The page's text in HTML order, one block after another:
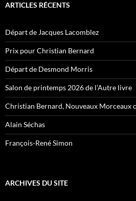
ARTICLES RÉCENTS
Départ de Jacques Lacomblez
Prix pour Christian Bernard
Départ de Desmond Morris
Salon de printemps 2026 de l’Autre livre
Christian Bernard, Nouveaux Morceaux
Alain Séchas
François-René Simon
ARCHIVES DU SITE